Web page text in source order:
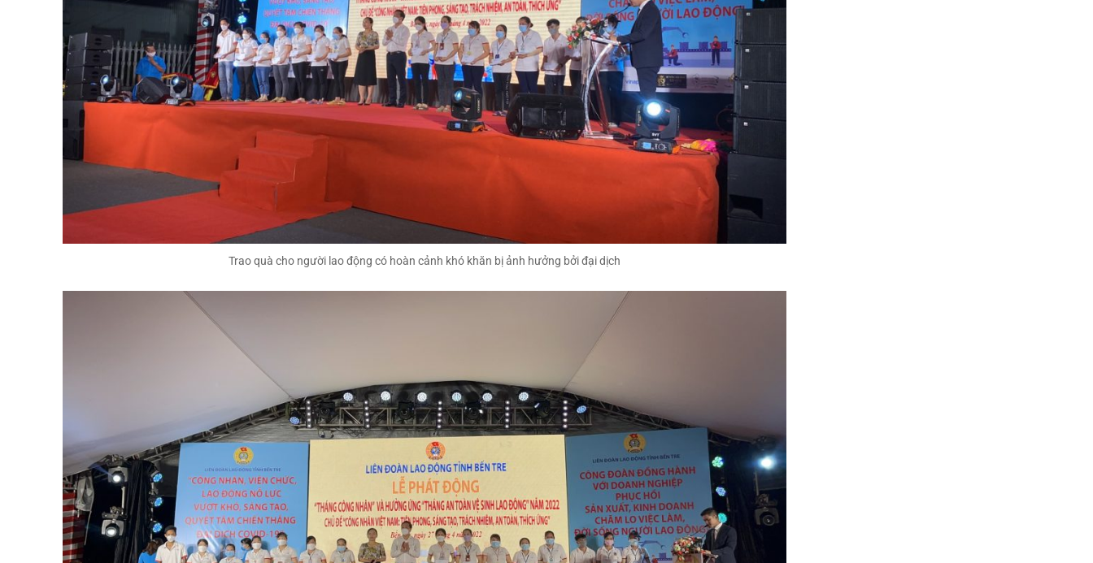
Trao quà cho người lao động có hoàn cảnh khó khăn bị ảnh hưởng bởi đại dịch